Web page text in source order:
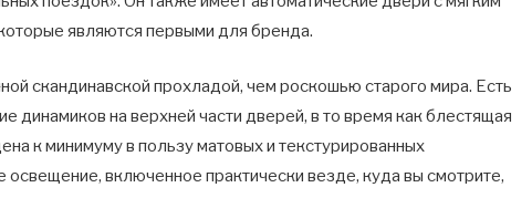
являются первыми для бренда.
скандинавской прохладой, чем роскошью старого мира. Есть
динамиков на верхней части дверей, в то время как блестящая
к минимуму в пользу матовых и текстурированных
включенное практически везде, куда вы смотрите,